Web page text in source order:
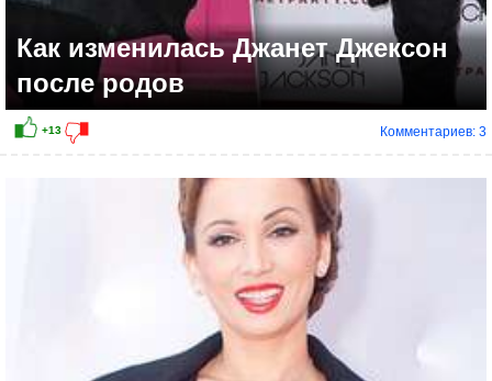
Как изменилась Джанет Джексон
после родов
Комментариев: 3